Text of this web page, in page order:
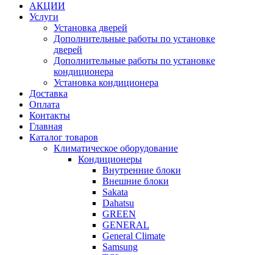
АКЦИИ
Услуги
Установка дверей
Дополнительные работы по установке
дверей
Дополнительные работы по установке
кондиционера
Установка кондиционера
Доставка
Оплата
Контакты
Главная
Каталог товаров
Климатическое оборудование
Кондиционеры
Внутренние блоки
Внешние блоки
Sakata
Dahatsu
GREEN
GENERAL
General Climate
Samsung